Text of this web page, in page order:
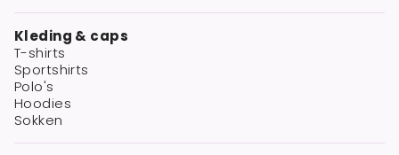
Kleding & caps
T-shirts
Sportshirts
Polo's
Hoodies
Sokken